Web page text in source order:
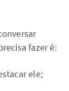
fazer é:
ele;